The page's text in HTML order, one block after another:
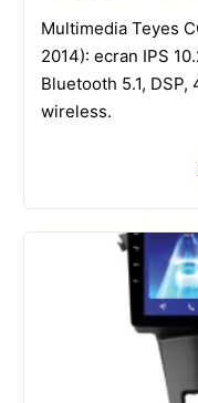
Multimedia Teyes
2014): ecran IPS
Bluetooth 5.1, DSP,
wireless.